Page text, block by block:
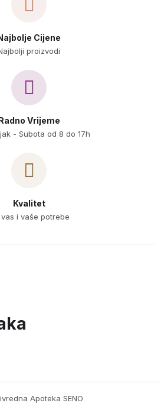
Cijene
proizvodi
Vrijeme
- Subota od 8 do 17h
Kvalitet
i vaše potrebe
Apoteka SENO